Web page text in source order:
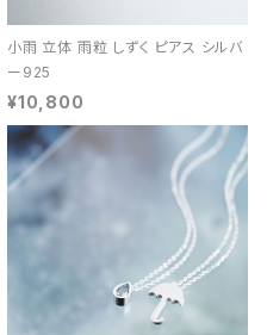
小雨 立体 雨粒 しずく ピアス シルバ
ー925
¥10,800